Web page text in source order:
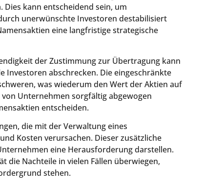
kann entscheidend sein, um
unerwünschte Investoren destabilisiert
eine langfristige strategische
der Zustimmung zur Übertragung kann
abschrecken. Die eingeschränkte
was wiederum den Wert der Aktien auf
Unternehmen sorgfältig abgewogen
entscheiden.
die mit der Verwaltung eines
Kosten verursachen. Dieser zusätzliche
eine Herausforderung darstellen.
die Nachteile in vielen Fällen überwiegen,
stehen.